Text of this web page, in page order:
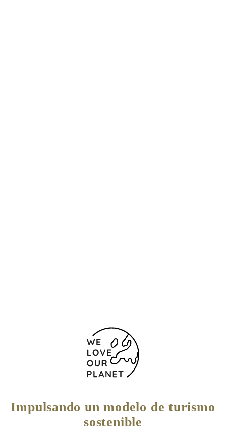
Impulsando un modelo de turismo
sostenible